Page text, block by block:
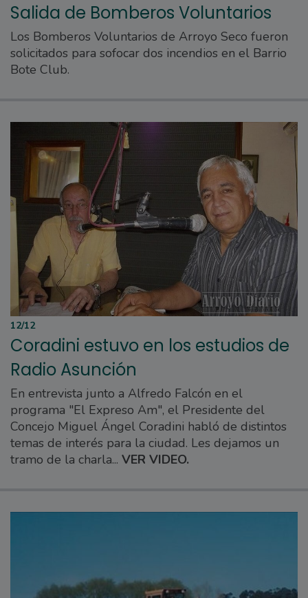
Salida de Bomberos Voluntarios
Los Bomberos Voluntarios de Arroyo Seco fueron
solicitados para sofocar dos incendios en el Barrio
Bote Club.
12/12
Coradini estuvo en los estudios de
Radio Asunción
En entrevista junto a Alfredo Falcón en el
programa "El Expreso Am", el Presidente del
Concejo Miguel Ángel Coradini habló de distintos
temas de interés para la ciudad. Les dejamos un
tramo de la charla... VER VIDEO.